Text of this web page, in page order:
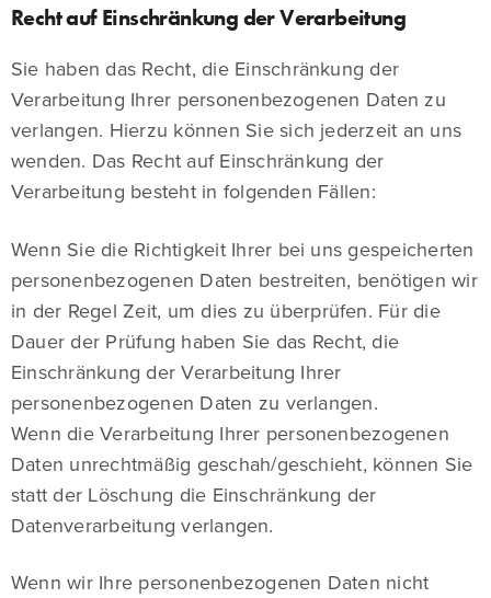
Recht auf Einschränkung der Verarbeitung
Sie haben das Recht, die Einschränkung der
Verarbeitung Ihrer personenbezogenen Daten zu
verlangen. Hierzu können Sie sich jederzeit an uns
wenden. Das Recht auf Einschränkung der
Verarbeitung besteht in folgenden Fällen:
Wenn Sie die Richtigkeit Ihrer bei uns gespeicherten
personenbezogenen Daten bestreiten, benötigen wir
in der Regel Zeit, um dies zu überprüfen. Für die
Dauer der Prüfung haben Sie das Recht, die
Einschränkung der Verarbeitung Ihrer
personenbezogenen Daten zu verlangen.
Wenn die Verarbeitung Ihrer personenbezogenen
Daten unrechtmäßig geschah/geschieht, können Sie
statt der Löschung die Einschränkung der
Datenverarbeitung verlangen.
Wenn wir Ihre personenbezogenen Daten nicht